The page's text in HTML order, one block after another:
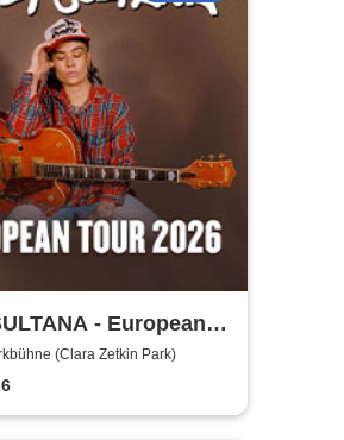
- European
(Clara Zetkin Park)